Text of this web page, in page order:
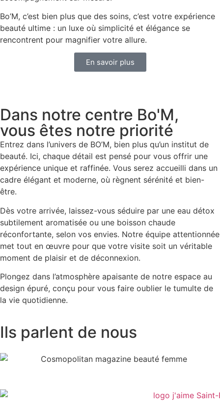
Bo’M, c’est bien plus que des soins, c’est votre expérience
beauté ultime : un luxe où simplicité et élégance se
rencontrent pour magnifier votre allure.
En savoir plus
Dans notre centre Bo'M,
vous êtes notre priorité
Entrez dans l’univers de BO’M, bien plus qu’un institut de
beauté. Ici, chaque détail est pensé pour vous offrir une
expérience unique et raffinée. Vous serez accueilli dans un
cadre élégant et moderne, où règnent sérénité et bien-
être.
Dès votre arrivée, laissez-vous séduire par une eau détox
subtilement aromatisée ou une boisson chaude
réconfortante, selon vos envies. Notre équipe attentionnée
met tout en œuvre pour que votre visite soit un véritable
moment de plaisir et de déconnexion.
Plongez dans l’atmosphère apaisante de notre espace au
design épuré, conçu pour vous faire oublier le tumulte de
la vie quotidienne.
Ils parlent de nous